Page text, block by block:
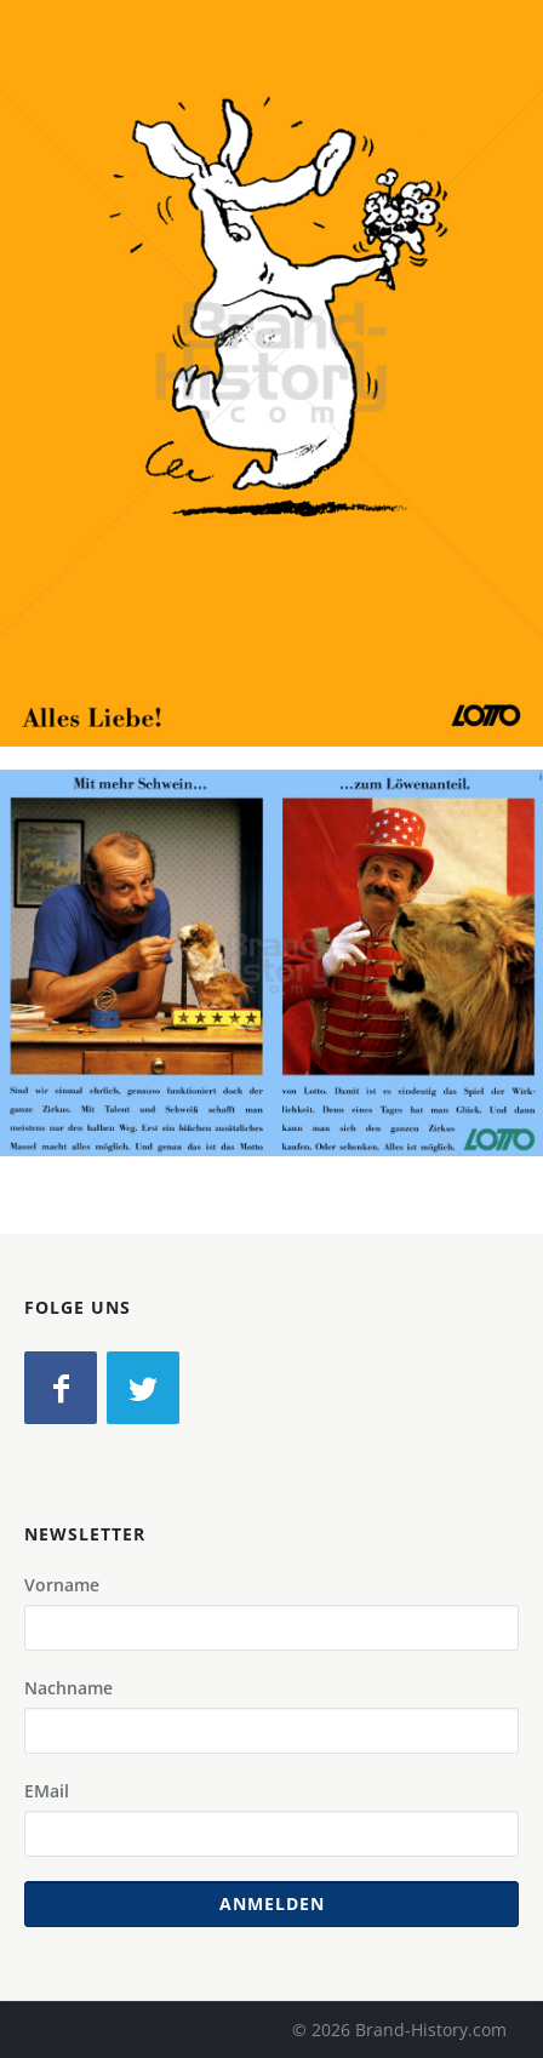
Österreichische Lotterien GmbH
Bild-ID: 67620
LOTTO Österreichische Lotterien GmbH 1989
Bild-ID: 16926
FOLGE UNS
NEWSLETTER
Vorname
Nachname
EMail
ANMELDEN
© 2026 Brand-History.com